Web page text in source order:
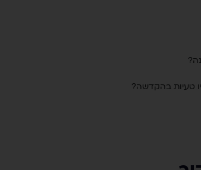
טעיות בהקדשה?